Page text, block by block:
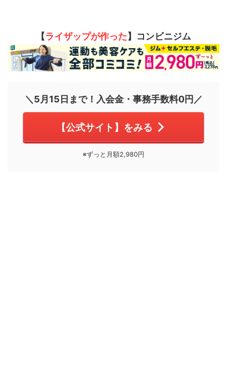
【ライザップが作った】コンビニジム
＼5月15日まで！入会金・事務手数料0円／
【公式サイト】をみる
※ずっと月額2,980円